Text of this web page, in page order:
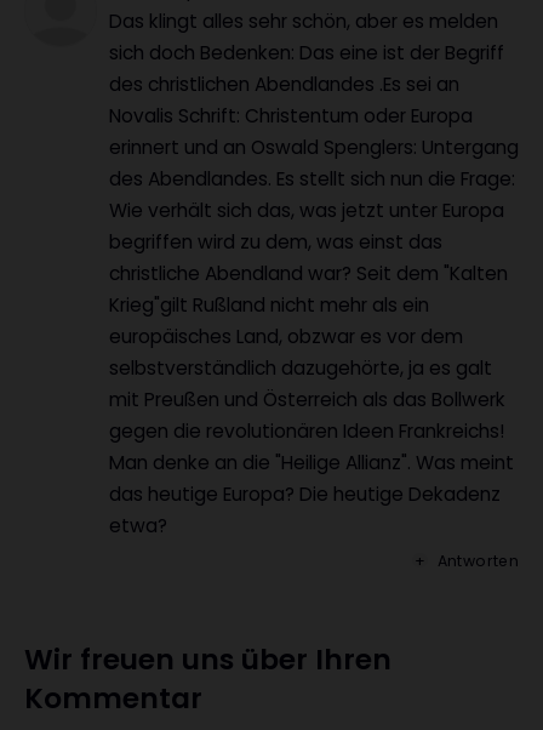
Das klingt alles sehr schön, aber es melden
sich doch Bedenken: Das eine ist der Begriff
des christlichen Abendlandes .Es sei an
Novalis Schrift: Christentum oder Europa
erinnert und an Oswald Spenglers: Untergang
des Abendlandes. Es stellt sich nun die Frage:
Wie verhält sich das, was jetzt unter Europa
begriffen wird zu dem, was einst das
christliche Abendland war? Seit dem "Kalten
Krieg"gilt Rußland nicht mehr als ein
europäisches Land, obzwar es vor dem
selbstverständlich dazugehörte, ja es galt
mit Preußen und Österreich als das Bollwerk
gegen die revolutionären Ideen Frankreichs!
Man denke an die "Heilige Allianz". Was meint
das heutige Europa? Die heutige Dekadenz
etwa?
Antworten
Wir freuen uns über Ihren
Kommentar